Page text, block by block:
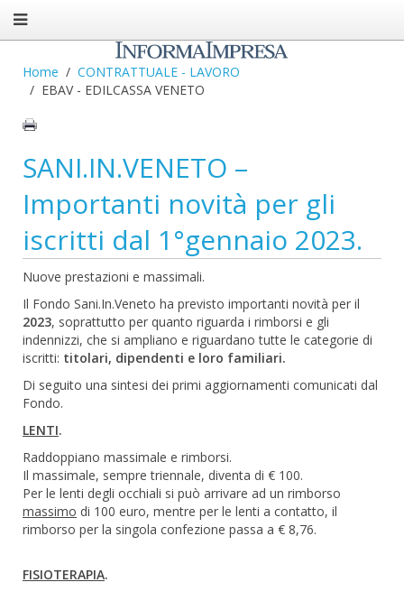
Home
CONTRATTUALE - LAVORO
EBAV - EDILCASSA VENETO
SANI.IN.VENETO –
Importanti novità per gli
iscritti dal 1°gennaio 2023.
Nuove prestazioni e massimali.
Il Fondo Sani.In.Veneto ha previsto importanti novità per il
2023, soprattutto per quanto riguarda i rimborsi e gli
indennizzi, che si ampliano e riguardano tutte le categorie di
iscritti: titolari, dipendenti e loro familiari.
Di seguito una sintesi dei primi aggiornamenti comunicati dal
Fondo.
LENTI.
Raddoppiano massimale e rimborsi.
Il massimale, sempre triennale, diventa di € 100.
Per le lenti degli occhiali si può arrivare ad un rimborso
massimo di 100 euro, mentre per le lenti a contatto, il
rimborso per la singola confezione passa a € 8,76.
FISIOTERAPIA.